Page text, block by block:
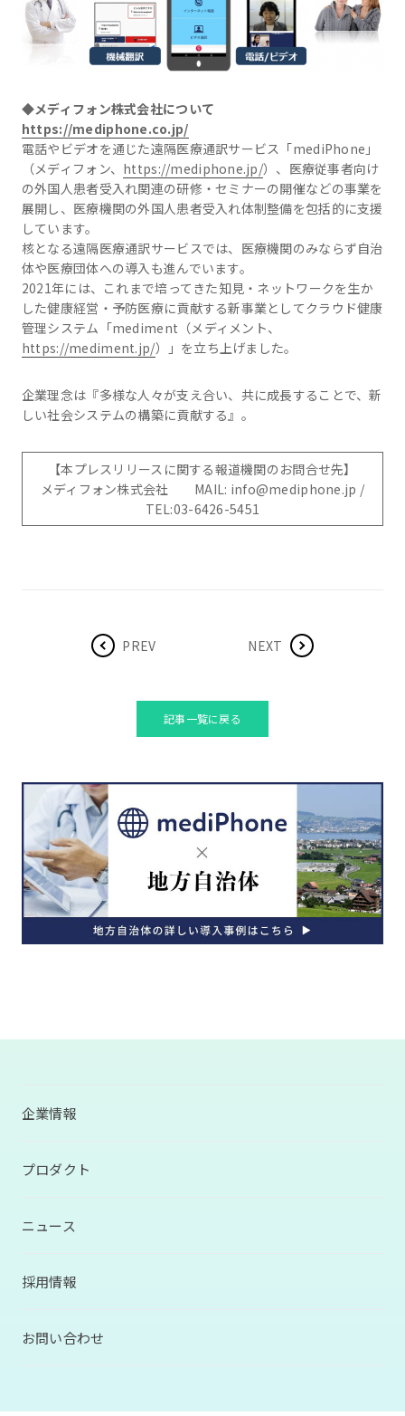
◆メディフォン株式会社について
https://mediphone.co.jp/
電話やビデオを通じた遠隔医療通訳サービス「mediPhone」
（メディフォン、 https://mediphone.jp/）、医療従事者向け
の外国人患者受入れ関連の研修・セミナーの開催などの事業を
展開し、医療機関の外国人患者受入れ体制整備を包括的に支援
しています。
核となる遠隔医療通訳サービスでは、医療機関のみならず自治
体や医療団体への導入も進んでいます。
2021年には、これまで培ってきた知見・ネットワークを生か
した健康経営・予防医療に貢献する新事業としてクラウド健康
管理システム「mediment（メディメント、
https://mediment.jp/）」を立ち上げました。
企業理念は『多様な人々が支え合い、共に成長することで、新
しい社会システムの構築に貢献する』。
【本プレスリリースに関する報道機関のお問合せ先】
メディフォン株式会社 MAIL: info@mediphone.jp /
TEL:03-6426-5451
PREV NEXT
記事一覧に戻る
企業情報
プロダクト
ニュース
採用情報
お問い合わせ